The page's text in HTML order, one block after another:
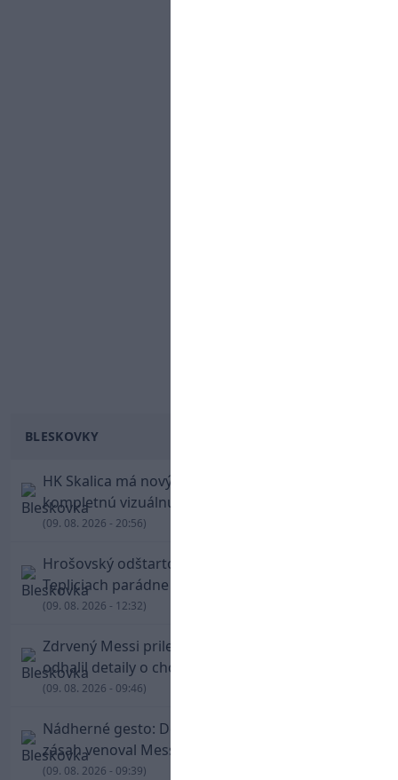
BLESKOVKY
HK Skalica má nový znak. Klub predstavil
kompletnú vizuálnu identitu
(09. 08. 2026 - 20:56)
Hrošovský odštartoval šialenú prestrelku! V
Tepliciach parádne skóroval už v prvej minúte
(09. 08. 2026 - 12:32)
Zdrvený Messi priletel do Argentíny, denník
odhalil detaily o chorobe jeho otca
(09. 08. 2026 - 09:46)
Nádherné gesto: De Paul po góle odhalil dres,
zásah venoval Messimu po strate otca
(09. 08. 2026 - 09:39)